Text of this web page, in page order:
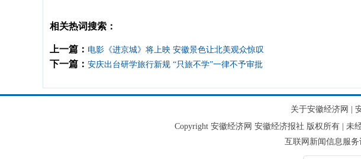
相关热词搜索：
上一篇： 电影《进京城》将上映 安徽景色让北美观众惊叹
下一篇： 安庆出台研学旅行新规 “只旅不学”一律不予审批
关于安徽经济网
Copyright 安徽经济网 安徽经济报社 版权所有 | 未
互联网新闻信息服务